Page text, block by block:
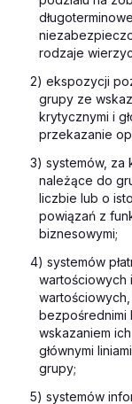
rodzaje
2) ekspozycji
grupy ze
krytycznymi i
przekazanie
3) systemów, za
należące do
liczbie lub o
powiązań z
biznesowymi;
4) systemów
wartościowych
bezpośrednimi
wskazaniem
głównymi
grupy;
5) systemów